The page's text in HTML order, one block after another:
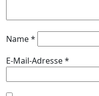
Name*
E-Mail-Adresse*